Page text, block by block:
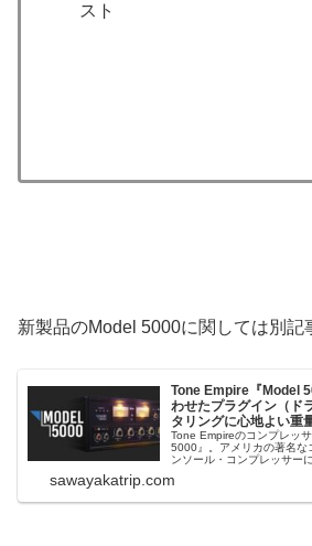
スト
新製品のModel 5000に関しては別記
Tone Empire『Model
わせたプラグイン（ド
タリングに心地よい重
Tone Empireのコンプレッ
5000』。アメリカの著名な
ンソール・コンプレッサー
SSLとAPI）。ドラムにも
sawayakatrip.com